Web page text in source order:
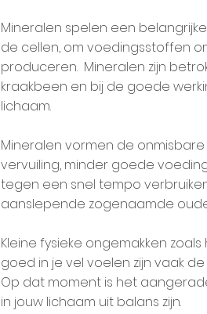
Mineralen spelen een
de cellen, om voedingsstoffen
produceren. Mineralen zijn
kraakbeen en bij de goede
lichaam.
Mineralen vormen de
vervuiling, minder goede
tegen een snel tempo
aanslepende zogenaamde
Kleine fysieke ongemakken
goed in je vel voelen zijn vaak
Op dat moment is het
in jouw lichaam uit balans zijn.